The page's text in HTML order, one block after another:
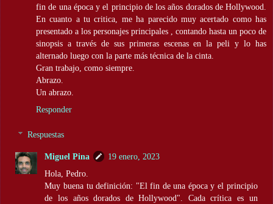
fin de una época y el principio de los años dorados de Hollywood.
En cuanto a tu critica, me ha parecido muy acertado como has
presentado a los personajes principales , contando hasta un poco de
sinopsis a través de sus primeras escenas en la peli y lo has
alternado luego con la parte más técnica de la cinta.
Gran trabajo, como siempre.
Abrazo.
Un abrazo.
Responder
Respuestas
Miguel Pina
19 enero, 2023
Hola, Pedro.
Muy buena tu definición: "El fin de una época y el principio
de los años dorados de Hollywood". Cada crítica es un